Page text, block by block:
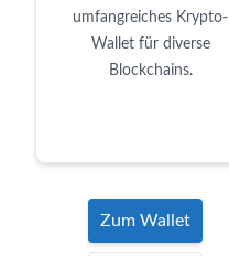
umfangreiches Krypto-
Wallet für diverse
Blockchains.
Zum Wallet